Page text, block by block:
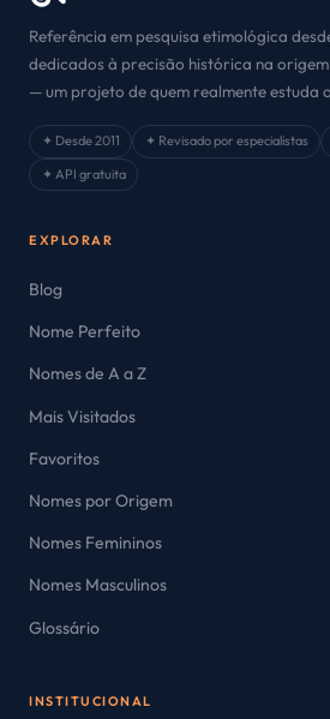
Referência em pesquisa etimológica
dedicados à precisão histórica na
— um projeto de quem realmente estuda
✦ Desde 2011 ✦ Revisado por especialistas
✦ API gratuita
EXPLORAR
Blog
Nome Perfeito
Nomes de A a Z
Mais Visitados
Favoritos
Nomes por Origem
Nomes Femininos
Nomes Masculinos
Glossário
INSTITUCIONAL